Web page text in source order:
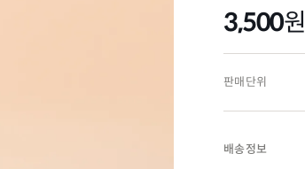
3,500원
판매단위
배송정보